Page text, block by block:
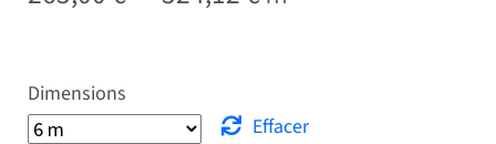
Dimensions
Effacer